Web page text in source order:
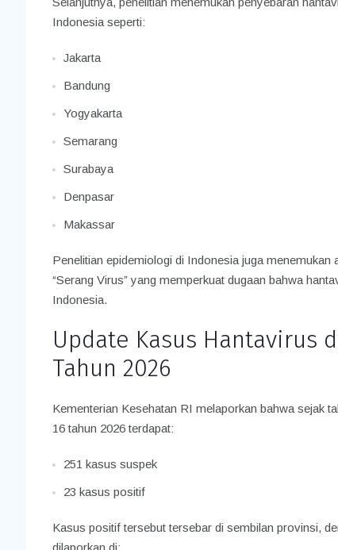
Indonesia seperti:
Jakarta
Bandung
Yogyakarta
Semarang
Surabaya
Denpasar
Makassar
Penelitian epidemiologi di Indonesia juga menemukan
“Serang Virus” yang memperkuat dugaan bahwa
Indonesia.
Update Kasus Hantavirus
Tahun 2026
Kementerian Kesehatan RI melaporkan bahwa sejak
16 tahun 2026 terdapat:
251 kasus suspek
23 kasus positif
Kasus positif tersebut tersebar di sembilan provinsi,
dilaporkan di: